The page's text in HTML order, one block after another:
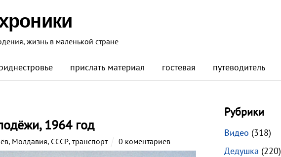
жизнь в маленькой стране
прислать материал гостевая путеводитель
1964 год
, Молдавия, СССР, транспорт 0 коментариев
Рубрики
Видео (318)
Дедушка (220)